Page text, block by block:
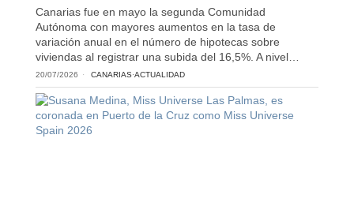
Canarias fue en mayo la segunda Comunidad
Autónoma con mayores aumentos en la tasa de
variación anual en el número de hipotecas sobre
viviendas al registrar una subida del 16,5%. A nivel…
20/07/2026 CANARIAS·ACTUALIDAD